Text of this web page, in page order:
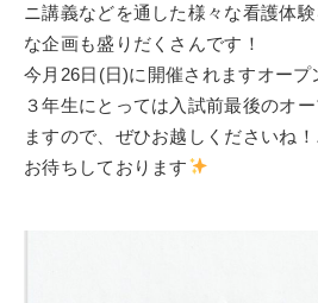
ニ講義などを通した様々な看護体
な企画も盛りだくさんです！
今月26日(日)に開催されますオープ
３年生にとっては入試前最後のオ
ますので、ぜひお越しくださいね！
お待ちしております